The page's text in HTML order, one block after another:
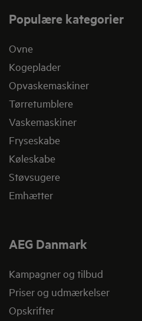
Populære kategorier
Ovne
Kogeplader
Opvaskemaskiner
Tørretumblere
Vaskemaskiner
Fryseskabe
Køleskabe
Støvsugere
Emhætter
AEG Danmark
Kampagner og tilbud
Priser og udmærkelser
Opskrifter